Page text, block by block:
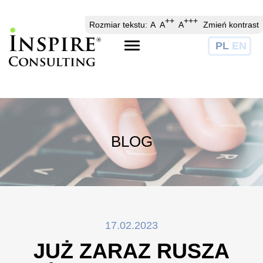
Rozmiar tekstu: A A++ A+++ Zmień kontrast
Toggle
PL EN
BLOG
17.02.2023
JUŻ ZARAZ RUSZA